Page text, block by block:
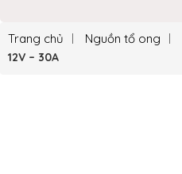
Trang chủ Nguồn tổ ong
12V – 30A